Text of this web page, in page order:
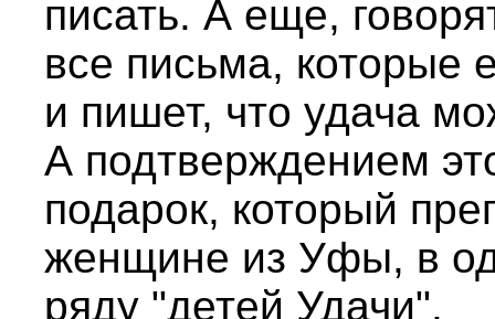
писать. А еще,
все письма, которые
и пишет, что удача
А подтверждением
подарок, который
женщине из Уфы, в
ряду "детей Удачи".